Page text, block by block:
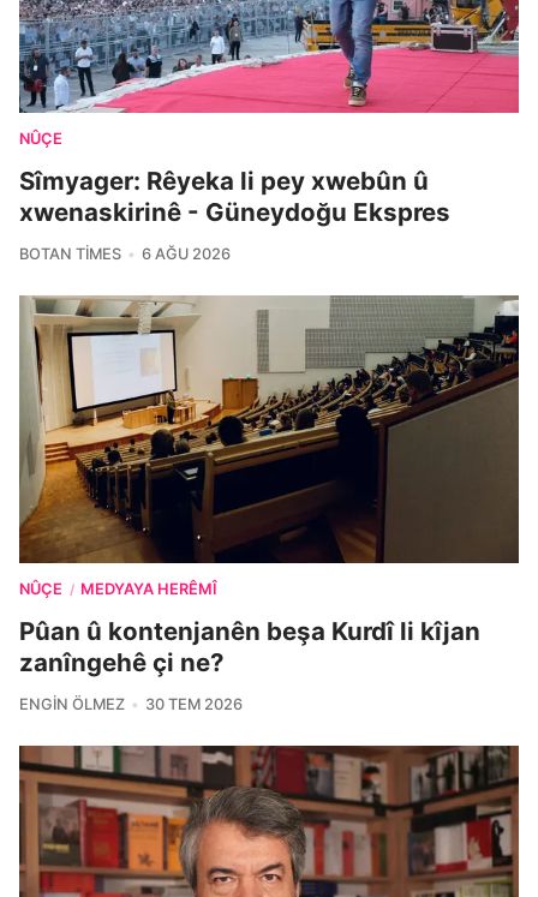
NÛÇE
Sîmyager: Rêyeka li pey xwebûn û
xwenaskirinê - Güneydoğu Ekspres
BOTAN TIMES 6 AĞU 2026
NÛÇE / MEDYAYA HERÊMÎ
Pûan û kontenjanên beşa Kurdî li kîjan
zanîngehê çi ne?
ENGIN ÖLMEZ 30 TEM 2026